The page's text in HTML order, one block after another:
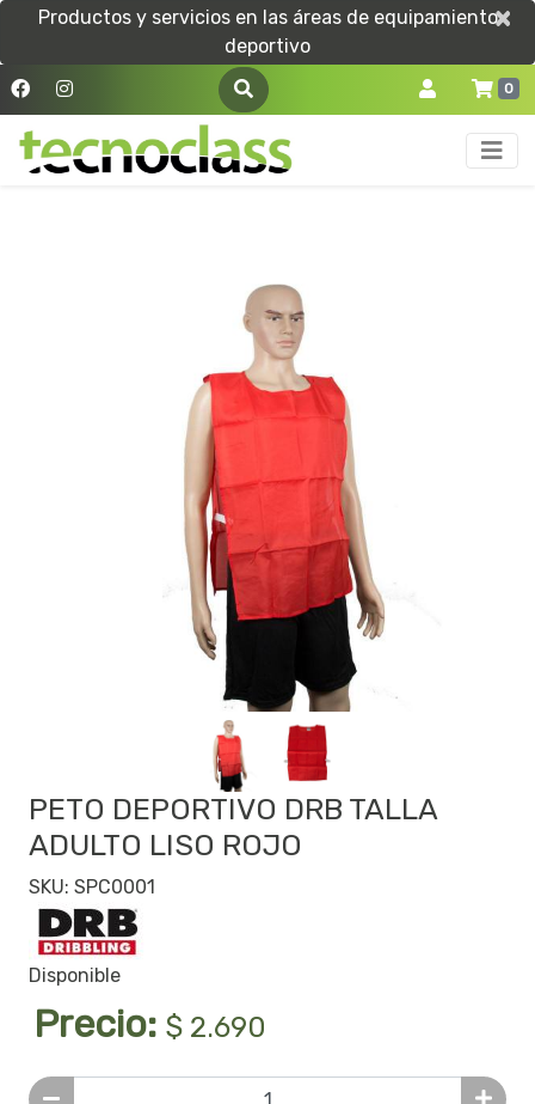
Productos y servicios en las áreas de equipamiento
deportivo
×
×
0
PETO DEPORTIVO DRB TALLA
ADULTO LISO ROJO
SKU: SPC0001
Disponible
Precio: $ 2.690